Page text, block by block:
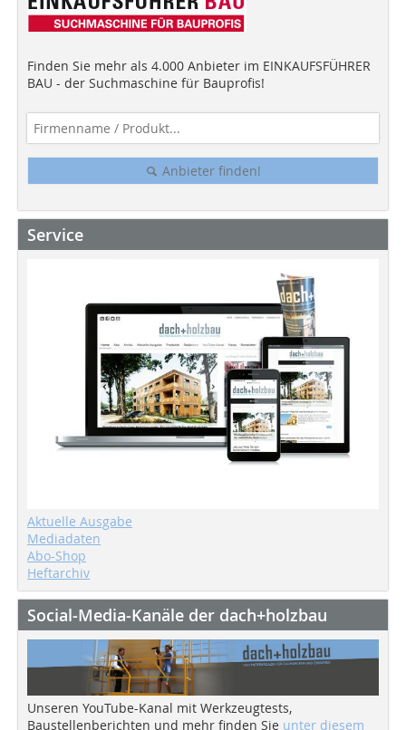
Finden Sie mehr als 4.000 Anbieter im EINKAUFSFÜHRER
BAU - der Suchmaschine für Bauprofis!
Anbieter finden!
Service
Aktuelle Ausgabe
Mediadaten
Abo-Shop
Heftarchiv
Social-Media-Kanäle der dach+holzbau
Unseren YouTube-Kanal mit Werkzeugtests,
Baustellenberichten und mehr finden Sie unter diesem